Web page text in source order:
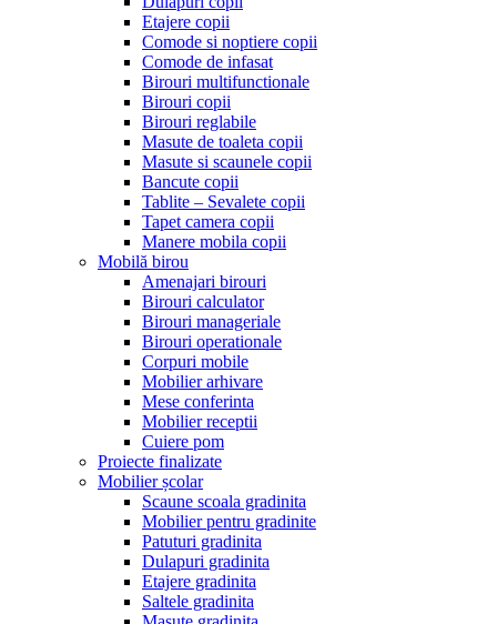
Etajere copii
Comode si noptiere copii
Comode de infasat
Birouri multifunctionale
Birouri copii
Birouri reglabile
Masute de toaleta copii
Masute si scaunele copii
Bancute copii
Tablite – Sevalete copii
Tapet camera copii
Manere mobila copii
Mobilă birou
Amenajari birouri
Birouri calculator
Birouri manageriale
Birouri operationale
Corpuri mobile
Mobilier arhivare
Mese conferinta
Mobilier receptii
Cuiere pom
Proiecte finalizate
Mobilier școlar
Scaune scoala gradinita
Mobilier pentru gradinite
Patuturi gradinita
Dulapuri gradinita
Etajere gradinita
Saltele gradinita